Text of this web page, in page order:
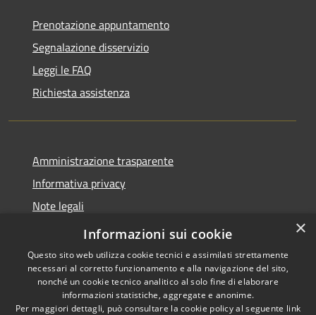
Prenotazione appuntamento
Segnalazione disservizio
Leggi le FAQ
Richiesta assistenza
Amministrazione trasparente
Informativa privacy
Note legali
Dichiarazione di accessibilità
Copyright © 2026 • Comune di
×
Informazioni sui cookie
Questo sito web utilizza cookie tecnici e assimilati strettamente
necessari al corretto funzionamento e alla navigazione del sito,
nonché un cookie tecnico analitico al solo fine di elaborare
informazioni statistiche, aggregate e anonime.
Per maggiori dettagli, può consultare la cookie policy al seguente link